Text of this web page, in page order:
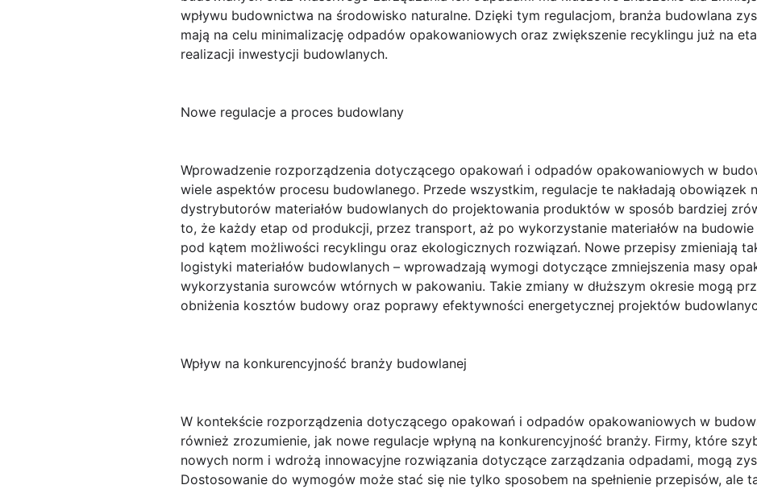
wpływu budownictwa na środowisko naturalne. Dzięki tym regulacjom, branża budowlana
mają na celu minimalizację odpadów opakowaniowych oraz zwiększenie recyklingu już na
realizacji inwestycji budowlanych.
Nowe regulacje a proces budowlany
Wprowadzenie rozporządzenia dotyczącego opakowań i odpadów opakowaniowych w
wiele aspektów procesu budowlanego. Przede wszystkim, regulacje te nakładają obowiązek
dystrybutorów materiałów budowlanych do projektowania produktów w sposób bardziej
to, że każdy etap od produkcji, przez transport, aż po wykorzystanie materiałów na
pod kątem możliwości recyklingu oraz ekologicznych rozwiązań. Nowe przepisy zmieniają
logistyki materiałów budowlanych – wprowadzają wymogi dotyczące zmniejszenia masy
wykorzystania surowców wtórnych w pakowaniu. Takie zmiany w dłuższym okresie mogą
obniżenia kosztów budowy oraz poprawy efektywności energetycznej projektów
Wpływ na konkurencyjność branży budowlanej
W kontekście rozporządzenia dotyczącego opakowań i odpadów opakowaniowych w
również zrozumienie, jak nowe regulacje wpłyną na konkurencyjność branży. Firmy, które
nowych norm i wdrożą innowacyjne rozwiązania dotyczące zarządzania odpadami, mogą
Dostosowanie do wymogów może stać się nie tylko sposobem na spełnienie przepisów, ale